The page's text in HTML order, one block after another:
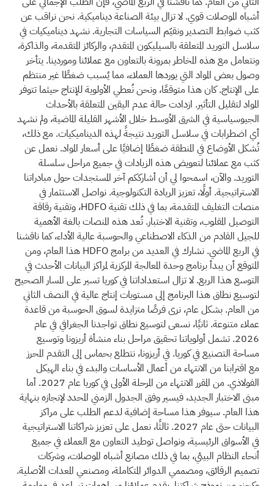
أشباه الموصلات قوي. لا تزال بيئة الصناعة ديناميكية. نحن نراقب عن
كثب ضوابط التصدير ونقيّم السياسات التجارية. نشهد ديناميكيات في
سلاسل التوريد المتعلقة بالسيليكون المتقدم، والركائز المتقدمة، والذاكرة،
ونتعامل مع هذه المخاطر بمرونة بالتعاون مع عملائنا وموردينا. يتأخر
وصول بعض المواد التي يوردها العملاء، مما يُسبب ضغطًا غير منتظم
على الإنتاج. كان هذا متوقعًا، ونحن نُعطي الأولوية للإنتاج حيثما تتوفر
المواد لتقليل التأثير. ازدادت حالة عدم اليقين المتعلقة بالأحداث
الجيوسياسية في الشرق الأوسط خلال الأشهر القليلة الماضية، ولم نشهد
أي اضطرابات في سلاسل التوريد نتيجةً لهذه الديناميكيات. مع ذلك،
تُشكل الأوضاع في المنطقة ضغطًا إضافيًا على أسعار المواد. نعمل عن
كثب مع عملائنا لتعويض هذه الزيادات في جميع مراحل سلسلة
التوريد. والآن، اسمحوا لي أن أشارككم آخر المستجدات حول مبادراتنا
الاستراتيجية. أولًا، تعزيز الريادة التكنولوجية. نواصل الاستثمار في
منصات التغليف المتقدمة، بما في ذلك تقنية HDFO، وتقنية رقاقة
التوصيل المقلوب، وتقنية الاختبار. تُعد هذه المنصات بالغة الأهمية
للجيل القادم من الذكاء الاصطناعي والحوسبة عالية الأداء، كما ناقشنا
في الربع الماضي. نشارك في العديد من برامج HDFO هذا العام، ومن
المتوقع أن يبدأ برنامج وحدة المعالجة المركزية لمراكز البيانات الأحدث في
التوسع هذا الربع. لا تزال استعداداتنا في كوريا تسير على المسار الصحيح
لتوسيع نطاق هذا البرنامج إلى مستويات إنتاج عالية في النصف الثاني
من العام. بشكل عام، نرى فرصًا متزايدة لسوق الحوسبة من قاعدة
عملاء متنوعة. ثانيًا، نسعى لتوسيع نطاق تواجدنا الجغرافي في عام
2026. تشمل أولوياتنا تحقيق مراحل بناء منشأة أريزونا وتوسيع
مساحة التصنيع في كوريا. في أريزونا، نتطلع بحماس إلى التقدم المحرز
مع اقترابنا من الانتهاء من أعمال الأساسات والبدء في بناء الهيكل
الفولاذي. من المقرر الانتهاء من المرحلة الأولى في كوريا عام 2027. أما
مبنى الاختبار الجديد، فيسير وفق الجدول الزمني المحدد لإنجازه بنهاية
هذا العام. سيوفر هذا مساحة إضافية لدعم الطلب على مراكز
البيانات حتى عام 2027. ثالثًا، نعمل على تعزيز شراكاتنا الاستراتيجية
في الأسواق الرئيسية، ونواصل توطيد التعاون مع العملاء في جميع
أنحاء النظام البيئي، بما في ذلك مصانع أشباه الموصلات، وشركات
تصميم الرقائق، ومصممي الدوائر المتكاملة، ومصنعي المعدات الأصلية.